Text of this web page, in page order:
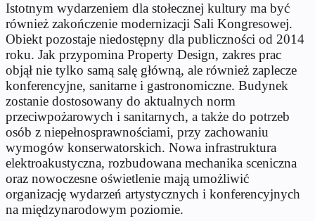
Istotnym wydarzeniem dla stołecznej kultury ma być
również zakończenie modernizacji Sali Kongresowej.
Obiekt pozostaje niedostępny dla publiczności od 2014
roku. Jak przypomina Property Design, zakres prac
objął nie tylko samą salę główną, ale również zaplecze
konferencyjne, sanitarne i gastronomiczne. Budynek
zostanie dostosowany do aktualnych norm
przeciwpożarowych i sanitarnych, a także do potrzeb
osób z niepełnosprawnościami, przy zachowaniu
wymogów konserwatorskich. Nowa infrastruktura
elektroakustyczna, rozbudowana mechanika sceniczna
oraz nowoczesne oświetlenie mają umożliwić
organizację wydarzeń artystycznych i konferencyjnych
na międzynarodowym poziomie.